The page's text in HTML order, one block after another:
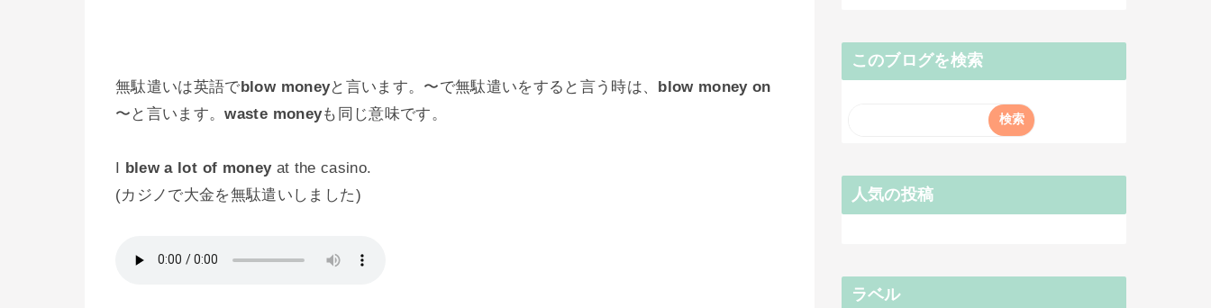
無駄遣いは英語でblow moneyと言います。〜で無駄遣いをすると言う時は、 blow money on
〜と言います。waste moneyも同じ意味です。
I blew a lot of moneyat the casino.
(カジノで大金を無駄遣いしました)
このブログを検索
人気の投稿
ラベル